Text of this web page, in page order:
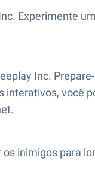
Experimente
Inc.
interativos, você
inimigos para